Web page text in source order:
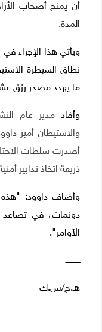
أن يمنح أصحاب
المدة.
ويأتي هذا الإجراء
نطاق السيطرة
ما يهدد مصدر رزق
وأفادمدير عام
ذريعة اتخاذ تدابير
دونمات، في
الأوامر"
.
ــــــــــــ
هـ.ح/س.ك